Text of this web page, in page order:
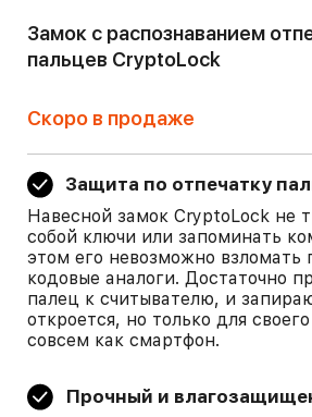
Замок с распознаванием
пальцев CryptoLock
Скоро в продаже
Защита по отпечатку
Навесной замок CryptoLock не
собой ключи или запоминать
этом его невозможно взломать
кодовые аналоги. Достаточно
палец к считывателю, и
откроется, но только для
совсем как смартфон.
Прочный и